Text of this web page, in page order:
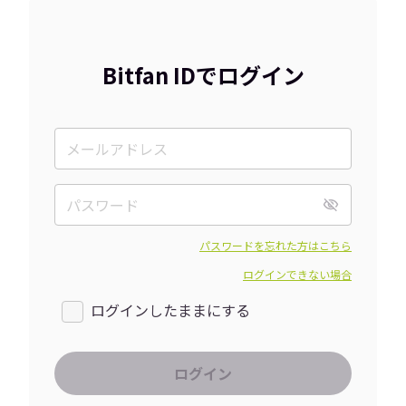
Bitfan IDでログイン
パスワードを忘れた方はこちら
ログインできない場合
ログインしたままにする